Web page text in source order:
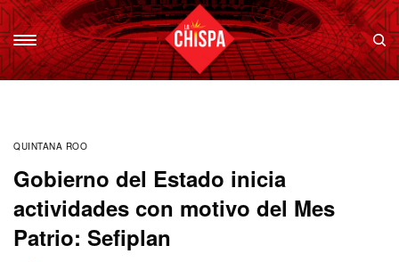
QUINTANA ROO
Gobierno del Estado inicia
actividades con motivo del Mes
Patrio: Sefiplan